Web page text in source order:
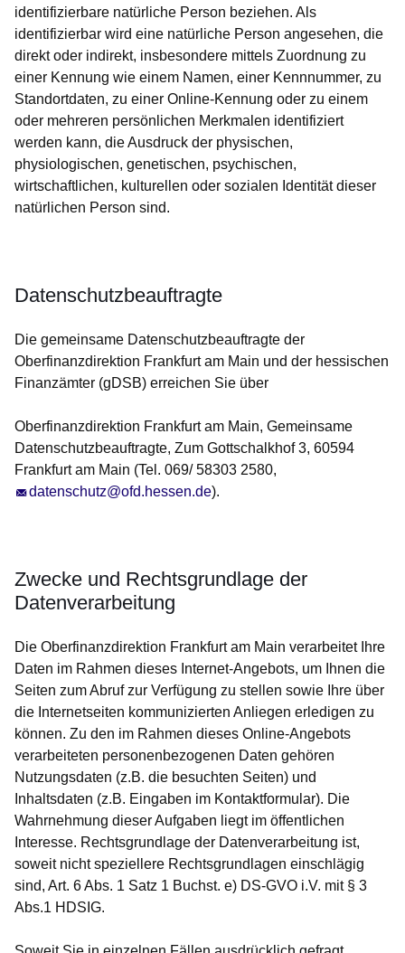
identifizierbare natürliche Person beziehen. Als
identifizierbar wird eine natürliche Person angesehen, die
direkt oder indirekt, insbesondere mittels Zuordnung zu
einer Kennung wie einem Namen, einer Kennnummer, zu
Standortdaten, zu einer Online-Kennung oder zu einem
oder mehreren persönlichen Merkmalen identifiziert
werden kann, die Ausdruck der physischen,
physiologischen, genetischen, psychischen,
wirtschaftlichen, kulturellen oder sozialen Identität dieser
natürlichen Person sind.
Datenschutzbeauftragte
Die gemeinsame Datenschutzbeauftragte der
Oberfinanzdirektion Frankfurt am Main und der hessischen
Finanzämter (gDSB) erreichen Sie über
Oberfinanzdirektion Frankfurt am Main, Gemeinsame
Datenschutzbeauftragte, Zum Gottschalkhof 3, 60594
Frankfurt am Main (Tel. 069/ 58303 2580,
datenschutz@ofd.hessen.de).
Zwecke und Rechtsgrundlage der
Datenverarbeitung
Die Oberfinanzdirektion Frankfurt am Main verarbeitet Ihre
Daten im Rahmen dieses Internet-Angebots, um Ihnen die
Seiten zum Abruf zur Verfügung zu stellen sowie Ihre über
die Internetseiten kommunizierten Anliegen erledigen zu
können. Zu den im Rahmen dieses Online-Angebots
verarbeiteten personenbezogenen Daten gehören
Nutzungsdaten (z.B. die besuchten Seiten) und
Inhaltsdaten (z.B. Eingaben im Kontaktformular). Die
Wahrnehmung dieser Aufgaben liegt im öffentlichen
Interesse. Rechtsgrundlage der Datenverarbeitung ist,
soweit nicht speziellere Rechtsgrundlagen einschlägig
sind, Art. 6 Abs. 1 Satz 1 Buchst. e) DS-GVO i.V. mit § 3
Abs.1 HDSIG.